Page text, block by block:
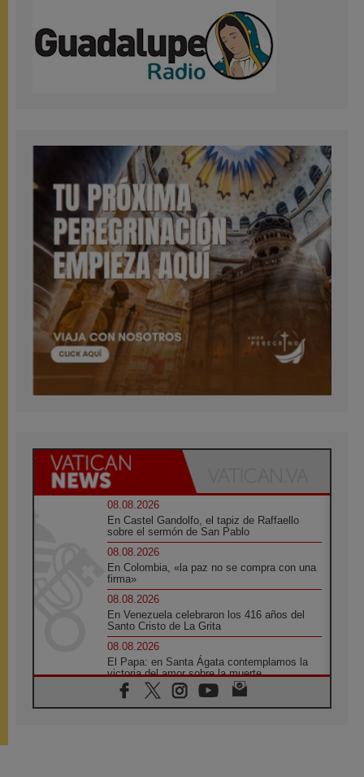
08.08.2026
En Castel Gandolfo, el tapiz de Raffaello
sobre el sermón de San Pablo
08.08.2026
En Colombia, «la paz no se compra con una
firma»
08.08.2026
En Venezuela celebraron los 416 años del
Santo Cristo de La Grita
08.08.2026
El Papa: en Santa Ágata contemplamos la
victoria del amor sobre la muerte
08.08.2026
León XIV visitará el Santuario de la Madre